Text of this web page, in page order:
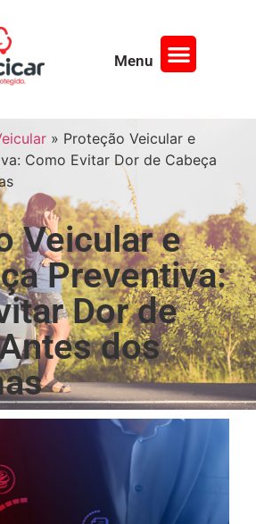
Menu
» Proteção Veicular e
Como Evitar Dor de Cabeça
Veicular e
Preventiva:
Dor de
dos